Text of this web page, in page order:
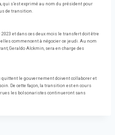
qui s’est exprimé au nom du président pour
de transition.
et dans ces deux mois le transfert doit être
commencent à négocier ce jeudi. Au nom
Geraldo Alckmin, sera en charge des
quittent le gouvernement doivent collaborer et
De cette façon, la transition est en cours
les bolsonaristes continueront sans